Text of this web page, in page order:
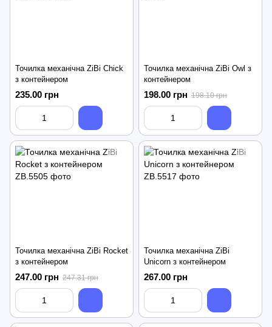
Точилка механічна ZiBi Chick
з контейнером
235.00 грн
Точилка механічна ZiBi Owl з
контейнером
198.00 грн 198.10 грн
Точилка механічна ZiBi Rocket
з контейнером
247.00 грн 247.31 грн
Точилка механічна ZiBi
Unicorn з контейнером
267.00 грн